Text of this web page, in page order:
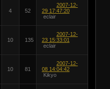
4
52
2007-12-
29 17:47:20
eclair
10 135
2007-12-
23 15:33:01
eclair
10
81
2007-12-
08 14:04:42
Kikyo